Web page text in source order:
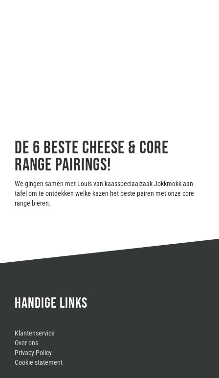
De 6 beste cheese & core
range pairings!
We gingen samen met Louis van kaasspeciaalzaak Jokkmokk aan
tafel om te ontdekken welke kazen het beste pairen met onze core
range bieren.
HANDIGE LINKS
Klantenservice
Over ons
Privacy Policy
Cookie statement